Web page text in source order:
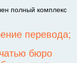
полный комплекс
перевода;
бюро